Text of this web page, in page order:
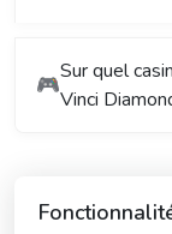
🎮
Sur quel
Vinci